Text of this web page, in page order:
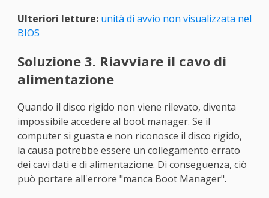
Ulteriori letture: unità di avvio non visualizzata nel
BIOS
Soluzione 3. Riavviare il cavo di
alimentazione
Quando il disco rigido non viene rilevato, diventa
impossibile accedere al boot manager. Se il
computer si guasta e non riconosce il disco rigido,
la causa potrebbe essere un collegamento errato
dei cavi dati e di alimentazione. Di conseguenza, ciò
può portare all'errore "manca Boot Manager".